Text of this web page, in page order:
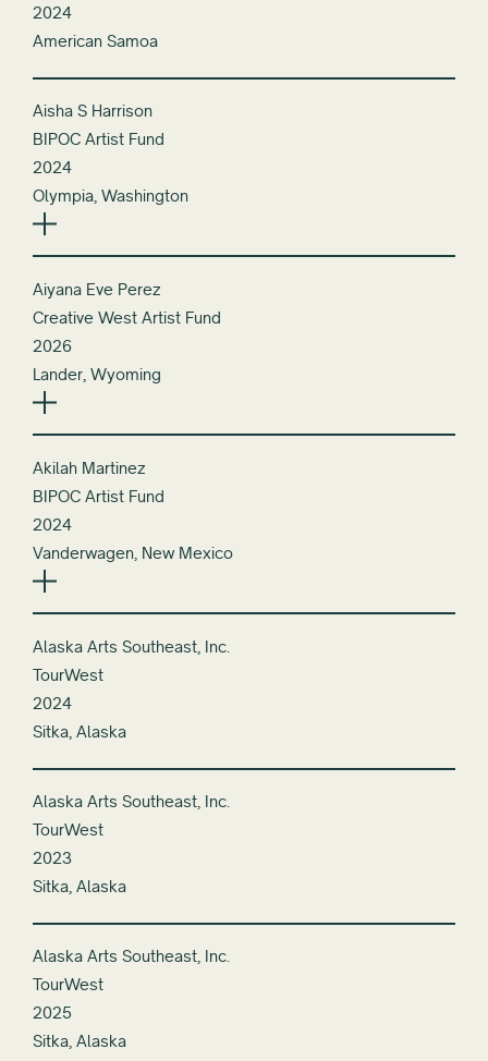
2024
American Samoa
Aisha S Harrison
BIPOC Artist Fund
2024
Olympia, Washington
Aiyana Eve Perez
Creative West Artist Fund
2026
Lander, Wyoming
Akilah Martinez
BIPOC Artist Fund
2024
Vanderwagen, New Mexico
Alaska Arts Southeast, Inc.
TourWest
2024
Sitka, Alaska
Alaska Arts Southeast, Inc.
TourWest
2023
Sitka, Alaska
Alaska Arts Southeast, Inc.
TourWest
2025
Sitka, Alaska